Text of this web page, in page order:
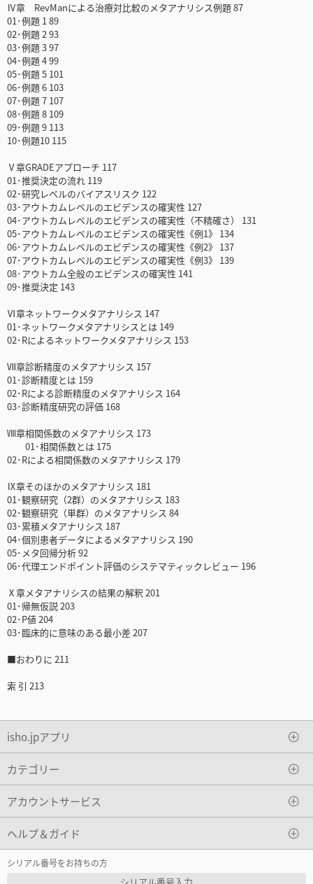
Ⅳ章 RevManによる治療対比較のメタアナリシス例題 87
01･例題 1 89
02･例題 2 93
03･例題 3 97
04･例題 4 99
05･例題 5 101
06･例題 6 103
07･例題 7 107
08･例題 8 109
09･例題 9 113
10･例題10 115
Ⅴ章GRADEアプローチ 117
01･推奨決定の流れ 119
02･研究レベルのバイアスリスク 122
03･アウトカムレベルのエビデンスの確実性 127
04･アウトカムレベルのエビデンスの確実性（不精確さ） 131
05･アウトカムレベルのエビデンスの確実性《例1》 134
06･アウトカムレベルのエビデンスの確実性《例2》 137
07･アウトカムレベルのエビデンスの確実性《例3》 139
08･アウトカム全般のエビデンスの確実性 141
09･推奨決定 143
Ⅵ章ネットワークメタアナリシス 147
01･ネットワークメタアナリシスとは 149
02･Rによるネットワークメタアナリシス 153
Ⅶ章診断精度のメタアナリシス 157
01･診断精度とは 159
02･Rによる診断精度のメタアナリシス 164
03･診断精度研究の評価 168
Ⅷ章相関係数のメタアナリシス 173
01･相関係数とは 175
02･Rによる相関係数のメタアナリシス 179
Ⅸ章そのほかのメタアナリシス 181
01･観察研究（2群）のメタアナリシス 183
02･観察研究（単群）のメタアナリシス 84
03･累積メタアナリシス 187
04･個別患者データによるメタアナリシス 190
05･メタ回帰分析 92
06･代理エンドポイント評価のシステマティックレビュー 196
Ⅹ章メタアナリシスの結果の解釈 201
01･帰無仮説 203
02･P値 204
03･臨床的に意味のある最小差 207
■おわりに 211
索 引 213
isho.jpアプリ
カテゴリー
アカウントサービス
ヘルプ＆ガイド
シリアル番号をお持ちの方